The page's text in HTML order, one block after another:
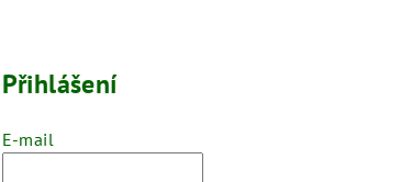
Přihlášení
E-mail